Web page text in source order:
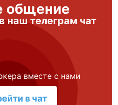
общение
наш телеграм чат
вместе с нами
в чат